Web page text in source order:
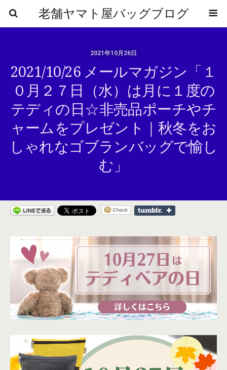
老舗ヤマト屋バッグブログ
2021年10月26日
2021/10/26 メールマガジン「１
０月２７日（水）は月に１度の
テディの日☆非売品ポーチやチ
ャームをプレゼント｜秋冬をお
しゃれなゴブランバッグで愉し
む」